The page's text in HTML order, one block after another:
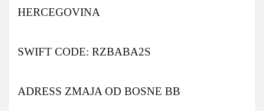
HERCEGOVINA
SWIFT CODE: RZBABA2S
ADRESS ZMAJA OD BOSNE BB